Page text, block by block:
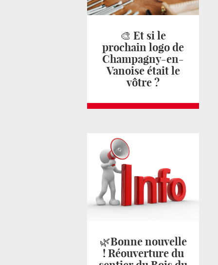
🎨 Et si le
prochain logo de
Champagny-en-
Vanoise était le
vôtre ?
🌿Bonne nouvelle
! Réouverture du